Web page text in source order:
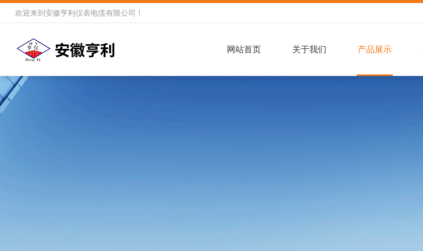
欢迎来到 安徽亨利仪表电缆有限公司 ！
网站首页 关于我们 产品展示